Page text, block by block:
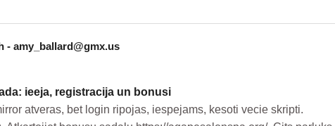
- amy_ballard@gmx.us
ieeja, registracija un bonusi
atveras, bet login ripojas, iespejams, kesoti vecie skripti.